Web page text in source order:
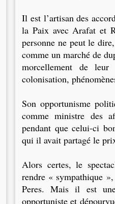
Il est l’artisan des
la Paix avec Arafat et
personne ne peut le
comme un marché de
morcellement de
colonisation,
Son opportunisme
comme ministre des
pendant que celui-ci
qui il avait partagé le
Alors certes, le
rendre « sympathique
Peres. Mais il est
opportuniste et